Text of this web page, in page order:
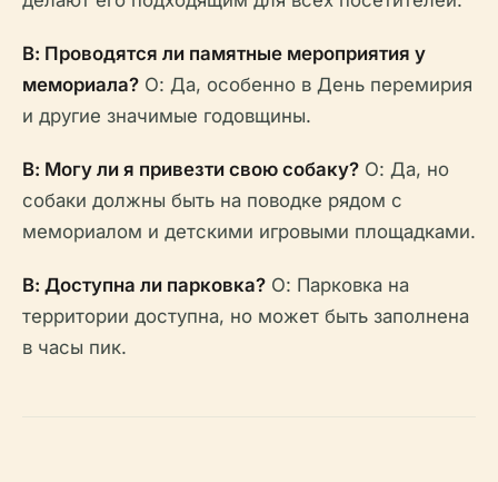
В: Проводятся ли памятные мероприятия у
мемориала? О: Да, особенно в День перемирия
и другие значимые годовщины.
В: Могу ли я привезти свою собаку? О: Да, но
собаки должны быть на поводке рядом с
мемориалом и детскими игровыми площадками.
В: Доступна ли парковка? О: Парковка на
территории доступна, но может быть заполнена
в часы пик.